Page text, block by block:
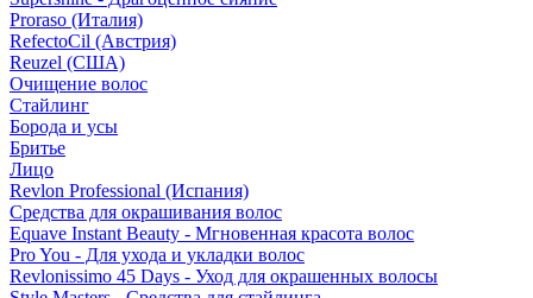
Proraso (Италия)
RefectoCil (Австрия)
Reuzel (США)
Очищение волос
Стайлинг
Борода и усы
Бритье
Лицо
Revlon Professional (Испания)
Средства для окрашивания волос
Equave Instant Beauty - Мгновенная красота волос
Pro You - Для ухода и укладки волос
Revlonissimo 45 Days - Уход для окрашенных волосы